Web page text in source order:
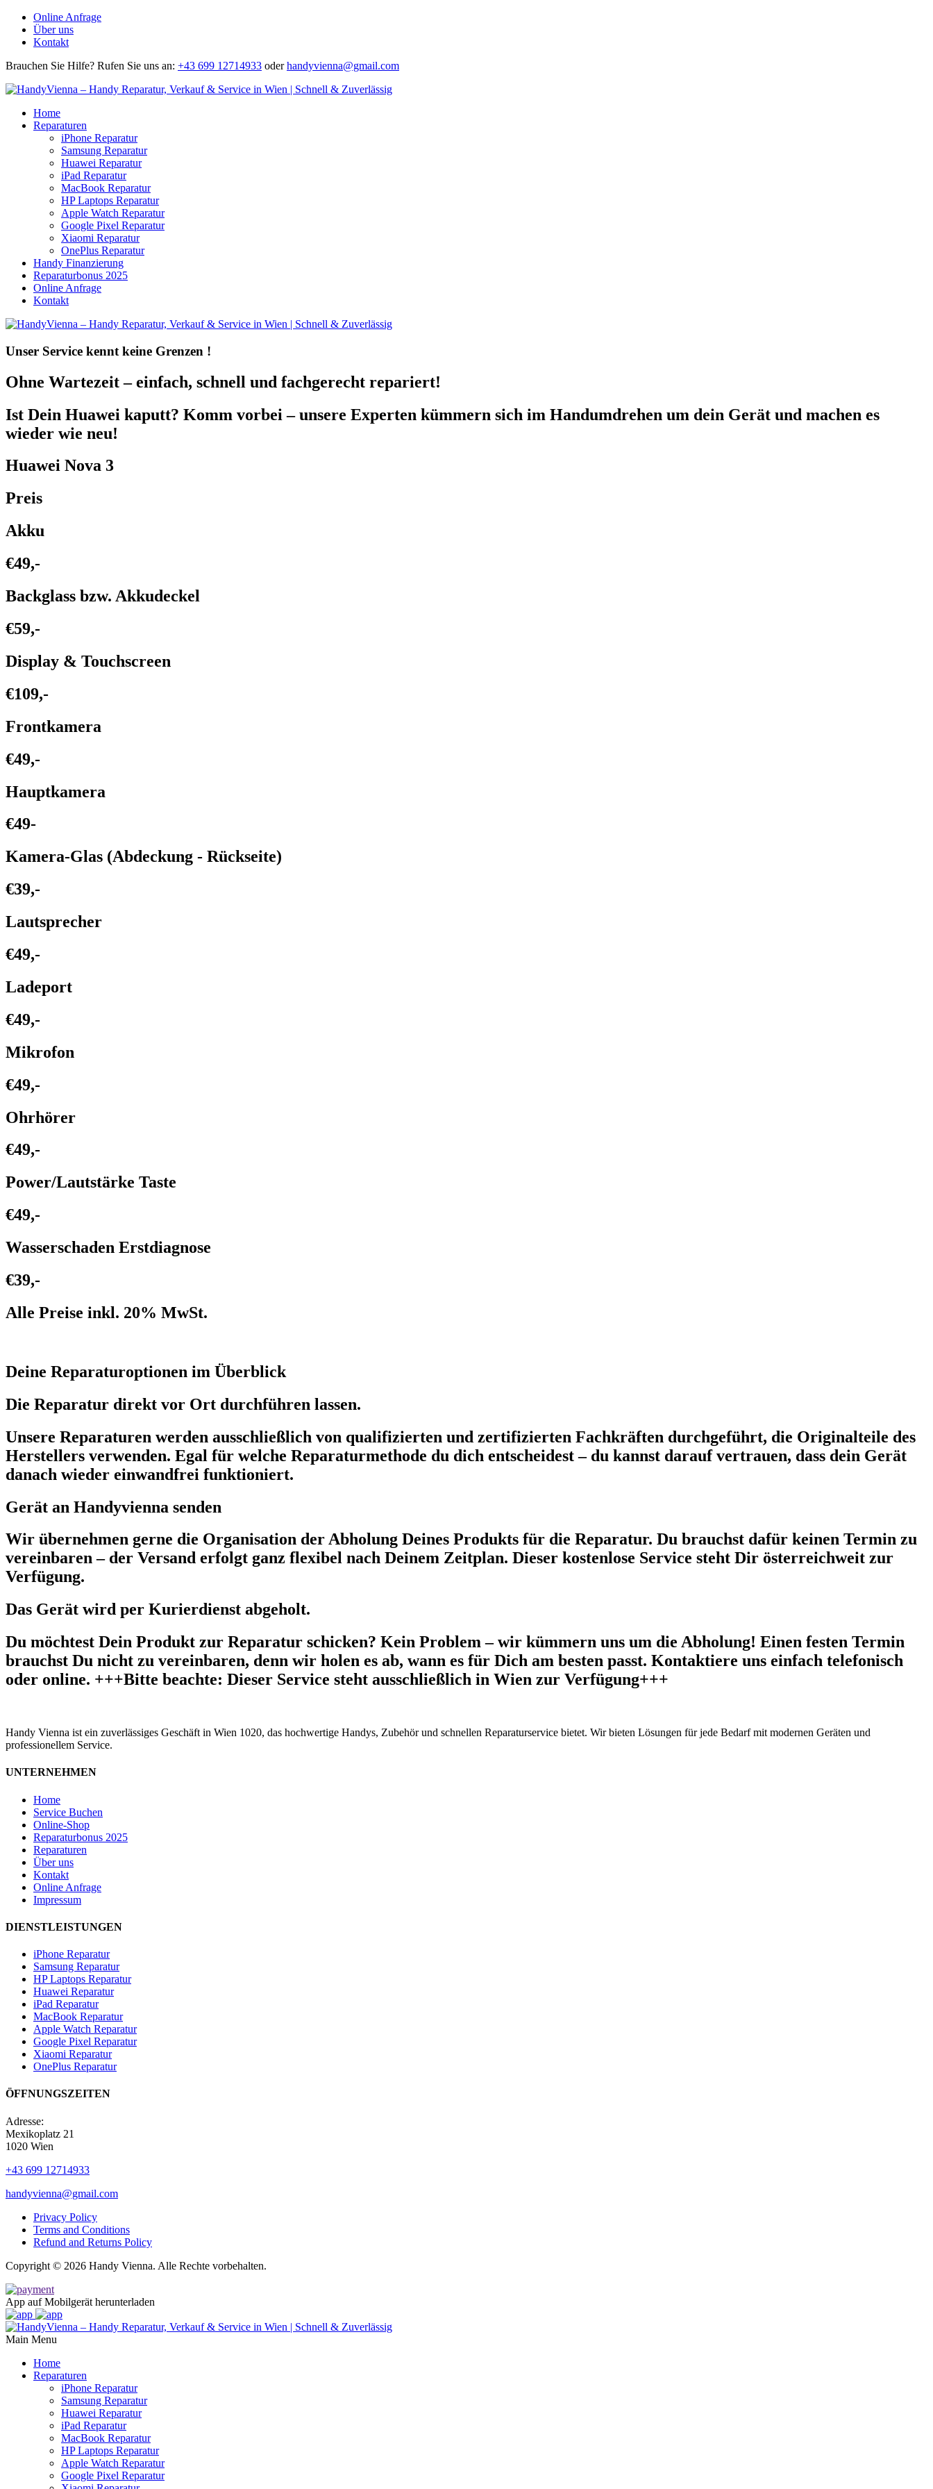
Online Anfrage
Über uns
Kontakt
Brauchen Sie Hilfe? Rufen Sie uns an: +43 699 12714933 oder handyvienna@gmail.com
Home
Reparaturen
iPhone Reparatur
Samsung Reparatur
Huawei Reparatur
iPad Reparatur
MacBook Reparatur
HP Laptops Reparatur
Apple Watch Reparatur
Google Pixel Reparatur
Xiaomi Reparatur
OnePlus Reparatur
Handy Finanzierung
Reparaturbonus 2025
Online Anfrage
Kontakt
Unser Service kennt keine Grenzen !
Ohne Wartezeit – einfach, schnell und fachgerecht repariert!
Ist Dein Huawei kaputt? Komm vorbei – unsere Experten kümmern sich im Handumdrehen um dein Gerät und machen es
wieder wie neu!
Huawei Nova 3
Preis
Akku
€49,-
Backglass bzw. Akkudeckel
€59,-
Display & Touchscreen
€109,-
Frontkamera
€49,-
Hauptkamera
€49-
Kamera-Glas (Abdeckung - Rückseite)
€39,-
Lautsprecher
€49,-
Ladeport
€49,-
Mikrofon
€49,-
Ohrhörer
€49,-
Power/Lautstärke Taste
€49,-
Wasserschaden Erstdiagnose
€39,-
Alle Preise inkl. 20% MwSt.
Deine Reparaturoptionen im Überblick
Die Reparatur direkt vor Ort durchführen lassen.
Unsere Reparaturen werden ausschließlich von qualifizierten und zertifizierten Fachkräften durchgeführt, die Originalteile des
Herstellers verwenden. Egal für welche Reparaturmethode du dich entscheidest – du kannst darauf vertrauen, dass dein Gerät
danach wieder einwandfrei funktioniert.
Gerät an Handyvienna senden
Wir übernehmen gerne die Organisation der Abholung Deines Produkts für die Reparatur. Du brauchst dafür keinen Termin zu
vereinbaren – der Versand erfolgt ganz flexibel nach Deinem Zeitplan. Dieser kostenlose Service steht Dir österreichweit zur
Verfügung.
Das Gerät wird per Kurierdienst abgeholt.
Du möchtest Dein Produkt zur Reparatur schicken? Kein Problem – wir kümmern uns um die Abholung! Einen festen Termin
brauchst Du nicht zu vereinbaren, denn wir holen es ab, wann es für Dich am besten passt. Kontaktiere uns einfach telefonisch
oder online. +++Bitte beachte: Dieser Service steht ausschließlich in Wien zur Verfügung+++
Handy Vienna ist ein zuverlässiges Geschäft in Wien 1020, das hochwertige Handys, Zubehör und schnellen Reparaturservice bietet. Wir bieten Lösungen für jede Bedarf mit modernen Geräten und
professionellem Service.
UNTERNEHMEN
Home
Service Buchen
Online-Shop
Reparaturbonus 2025
Reparaturen
Über uns
Kontakt
Online Anfrage
Impressum
DIENSTLEISTUNGEN
iPhone Reparatur
Samsung Reparatur
HP Laptops Reparatur
Huawei Reparatur
iPad Reparatur
MacBook Reparatur
Apple Watch Reparatur
Google Pixel Reparatur
Xiaomi Reparatur
OnePlus Reparatur
ÖFFNUNGSZEITEN
Adresse:
Mexikoplatz 21
1020 Wien
+43 699 12714933
handyvienna@gmail.com
Privacy Policy
Terms and Conditions
Refund and Returns Policy
Copyright © 2026 Handy Vienna. Alle Rechte vorbehalten.
App auf Mobilgerät herunterladen
Main Menu
Home
Reparaturen
iPhone Reparatur
Samsung Reparatur
Huawei Reparatur
iPad Reparatur
MacBook Reparatur
HP Laptops Reparatur
Apple Watch Reparatur
Google Pixel Reparatur